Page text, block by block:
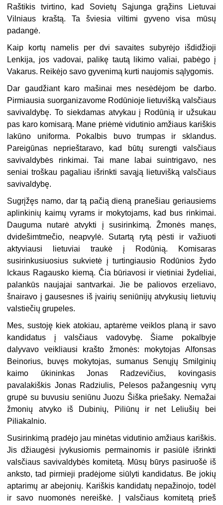
Raštikis tvirtino, kad Sovietų Sąjunga grąžins Lietuvai
Vilniaus kraštą. Ta šviesia viltimi gyveno visa mūsų
padangė.
Kaip kortų namelis per dvi savaites subyrėjo išdidžioji
Lenkija, jos vadovai, palikę tautą likimo valiai, pabėgo į
Vakarus. Reikėjo savo gyvenimą kurti naujomis sąlygomis.
Dar gaudžiant karo mašinai mes nesėdėjom be darbo.
Pirmiausia suorganizavome Rodūnioje lietuvišką valsčiaus
savivaldybę. To siekdamas atvykau į Rodūnią ir užsukau
pas karo komisarą. Mane priėmė vidutinio amžiaus kariškis
lakūno uniforma. Pokalbis buvo trumpas ir sklandus.
Pareigūnas neprieštaravo, kad būtų surengti valsčiaus
savivaldybės rinkimai. Tai mane labai suintrigavo, nes
seniai troškau pagaliau išrinkti savąją lietuvišką valsčiaus
savivaldybę.
Sugrįžęs namo, dar tą pačią dieną pranešiau geriausiems
aplinkinių kaimų vyrams ir mokytojams, kad bus rinkimai.
Dauguma nutarė atvykti į susirinkimą. Žmonės manęs,
dvidešimtmečio, neapvylė. Sutartą rytą pėsti ir važiuoti
aktyviausi lietuviai traukė į Rodūnią. Komisaras
susirinkusiuosius sukvietė į turtingiausio Rodūnios žydo
Ickaus Ragausko kiemą. Čia būriavosi ir vietiniai žydeliai,
palankūs naujajai santvarkai. Jie be paliovos erzeliavo,
šnairavo į gausesnes iš įvairių seniūnijų atvykusių lietuvių
valstiečių grupeles.
Mes, sustoję kiek atokiau, aptarėme veiklos planą ir savo
kandidatus į valsčiaus vadovybę. Šiame pokalbyje
dalyvavo veikliausi krašto žmonės: mokytojas Alfonsas
Beinorius, buvęs mokytojas, sumanus Senųjų Smilginių
kaimo ūkininkas Jonas Radzevičius, kovingasis
pavalakiškis Jonas Radziulis, Pelesos pažangesnių vyrų
grupė su buvusiu seniūnu Juozu Šiška priešaky. Nemažai
žmonių atvyko iš Dubinių, Piliūnų ir net Leliušių bei
Piliakalnio.
Susirinkimą pradėjo jau minėtas vidutinio amžiaus kariškis.
Jis džiaugėsi įvykusiomis permainomis ir pasiūlė išrinkti
valsčiaus savivaldybės komitetą. Mūsų būrys pasiruošė iš
anksto, tad pirmieji pradėjome siūlyti kandidatus. Be jokių
aptarimų ar abejonių. Kariškis kandidatų nepažinojo, todėl
ir savo nuomonės nereiškė. Į valsčiaus komitetą prieš